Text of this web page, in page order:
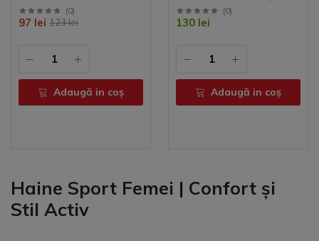
(0)
123 lei
97 lei
Adaugă in coş
Uniforme Fotbal Vară,
Costum Antrenament
Îmbrăcăminte Sport
(0)
130 lei
Adaugă in coş
Haine Sport Femei | Confort și
Stil Activ